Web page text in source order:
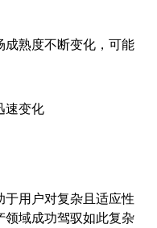
成熟度不断变化，可能
速变化
用户对复杂且适应性
领域成功驾驭如此复杂